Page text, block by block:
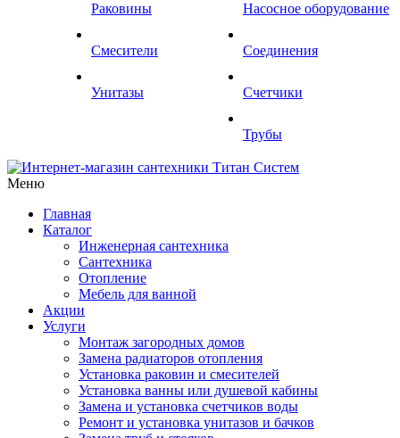
Раковины
Смесители
Унитазы
Насосное оборудование
Соединения
Счетчики
Трубы
Меню
Главная
Каталог
Инженерная сантехника
Сантехника
Отопление
Мебель для ванной
Акции
Услуги
Монтаж загородных домов
Замена радиаторов отопления
Установка раковин и смесителей
Установка ванны или душевой кабины
Замена и установка счетчиков воды
Ремонт и установка унитазов и бачков